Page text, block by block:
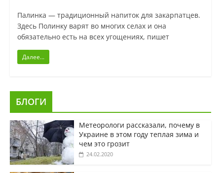
Палинка — традиционный напиток для закарпатцев.
Здесь Полинку варят во многих селах и она
обязательно есть на всех угощениях, пишет
Далее...
БЛОГИ
Метеорологи рассказали, почему в
Украине в этом году теплая зима и
чем это грозит
24.02.2020